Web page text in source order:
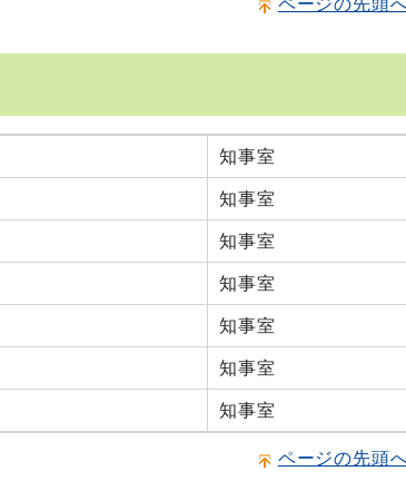
ページの先頭
知事室
知事室
知事室
知事室
知事室
知事室
知事室
ページの先頭